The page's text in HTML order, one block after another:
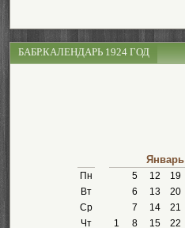
БАБР.КАЛЕНДАРЬ 1924 ГОД
Пн
Вт
Ср
Чт
Январь
5 12 19
6
13 20
7
14 21
1
8 15 22